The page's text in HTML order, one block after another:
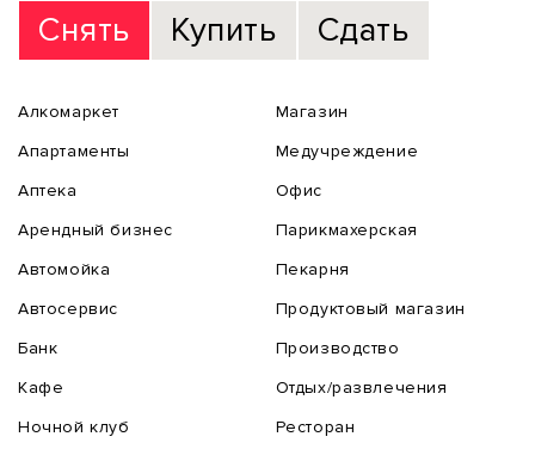
Снять
Купить Сдать
Алкомаркет
Апартаменты
Аптека
Арендный бизнес
Автомойка
Автосервис
Банк
Кафе
Ночной клуб
Магазин
Медучреждение
Офис
Парикмахерская
Пекарня
Продуктовый магазин
Производство
Отдых/развлечения
Ресторан